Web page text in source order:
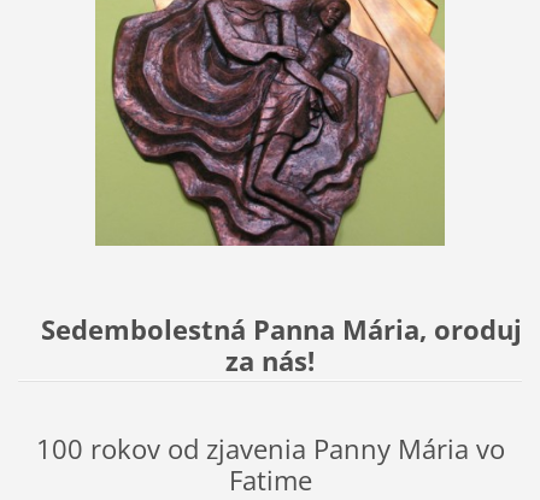
Sedembolestná Panna Mária, oroduj
za nás!
100 rokov od zjavenia Panny Mária vo
Fatime